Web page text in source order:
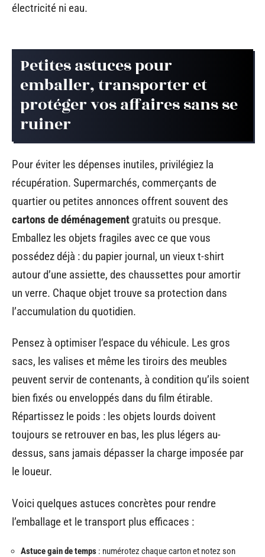
électricité ni eau.
Petites astuces pour
emballer, transporter et
protéger vos affaires sans se
ruiner
Pour éviter les dépenses inutiles, privilégiez la
récupération. Supermarchés, commerçants de
quartier ou petites annonces offrent souvent des
cartons de déménagement gratuits ou presque.
Emballez les objets fragiles avec ce que vous
possédez déjà : du papier journal, un vieux t-shirt
autour d’une assiette, des chaussettes pour amortir
un verre. Chaque objet trouve sa protection dans
l’accumulation du quotidien.
Pensez à optimiser l’espace du véhicule. Les gros
sacs, les valises et même les tiroirs des meubles
peuvent servir de contenants, à condition qu’ils soient
bien fixés ou enveloppés dans du film étirable.
Répartissez le poids : les objets lourds doivent
toujours se retrouver en bas, les plus légers au-
dessus, sans jamais dépasser la charge imposée par
le loueur.
Voici quelques astuces concrètes pour rendre
l’emballage et le transport plus efficaces :
Astuce gain de temps : numérotez chaque carton et notez son